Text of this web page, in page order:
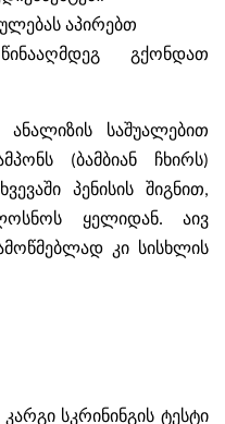
აპირებთ
გქონდათ
ანალიზის საშუალებით
(ბამბიან ჩხირს)
პენისის შიგნით,
ყელიდან. აივ
კი სისხლის
სკრინინგის ტესტი